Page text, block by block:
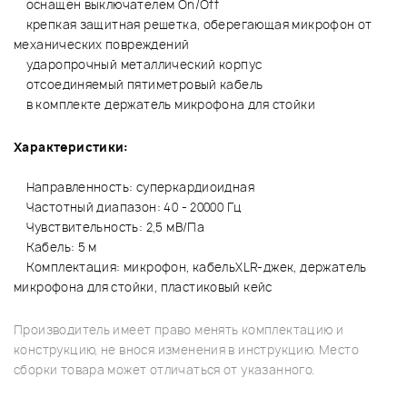
оснащен выключателем On/Off
крепкая защитная решетка, оберегающая микрофон от
механических повреждений
ударопрочный металлический корпус
отсоединяемый пятиметровый кабель
в комплекте держатель микрофона для стойки
Характеристики:
Направленность: суперкардиоидная
Частотный диапазон: 40 - 20000 Гц
Чувствительность: 2,5 мВ/Па
Кабель: 5 м
Комплектация: микрофон, кабельXLR-джек, держатель
микрофона для стойки, пластиковый кейс
Производитель имеет право менять комплектацию и
конструкцию, не внося изменения в инструкцию. Место
сборки товара может отличаться от указанного.